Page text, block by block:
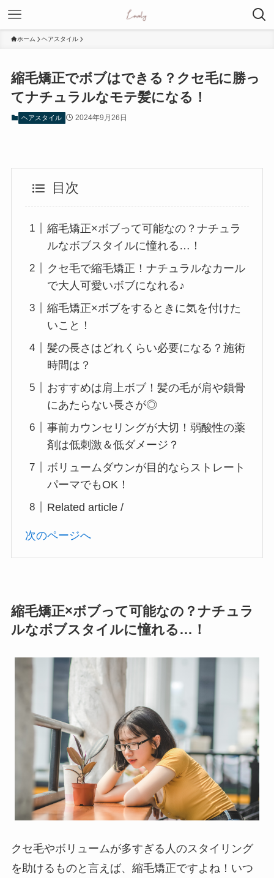
ホーム ヘアスタイル
縮毛矯正でボブはできる？クセ毛に勝っ
てナチュラルなモテ髪になる！
ヘアスタイル 2024年9月26日
目次
縮毛矯正×ボブって可能なの？ナチュラ
ルなボブスタイルに憧れる…！
クセ毛で縮毛矯正！ナチュラルなカール
で大人可愛いボブになれる♪
縮毛矯正×ボブをするときに気を付けた
いこと！
髪の長さはどれくらい必要になる？施術
時間は？
おすすめは肩上ボブ！髪の毛が肩や鎖骨
にあたらない長さが◎
事前カウンセリングが大切！弱酸性の薬
剤は低刺激＆低ダメージ？
ボリュームダウンが目的ならストレート
パーマでもOK！
Related article /
次のページへ
縮毛矯正×ボブって可能なの？ナチュラ
ルなボブスタイルに憧れる…！
クセ毛やボリュームが多すぎる人のスタイリング
を助けるものと言えば、縮毛矯正ですよね！いつ